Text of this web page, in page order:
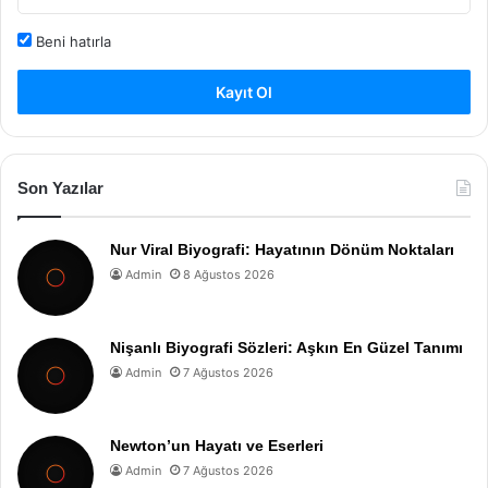
Beni hatırla
Kayıt Ol
Son Yazılar
Nur Viral Biyografi: Hayatının Dönüm Noktaları
Admin 8 Ağustos 2026
Nişanlı Biyografi Sözleri: Aşkın En Güzel Tanımı
Admin 7 Ağustos 2026
Newton’un Hayatı ve Eserleri
Admin 7 Ağustos 2026